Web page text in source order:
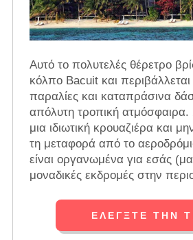
Αυτό το πολυτελές θέρετρο
κόλπο Bacuit και
παραλίες και καταπράσινα
απόλυτη τροπική
μια ιδιωτική κρουαζιέρα και
τη μεταφορά από το
είναι οργανωμένα για εσάς
μοναδικές εκδρομές στην
ΕΛΈΓΞΤΕ ΤΗΝ